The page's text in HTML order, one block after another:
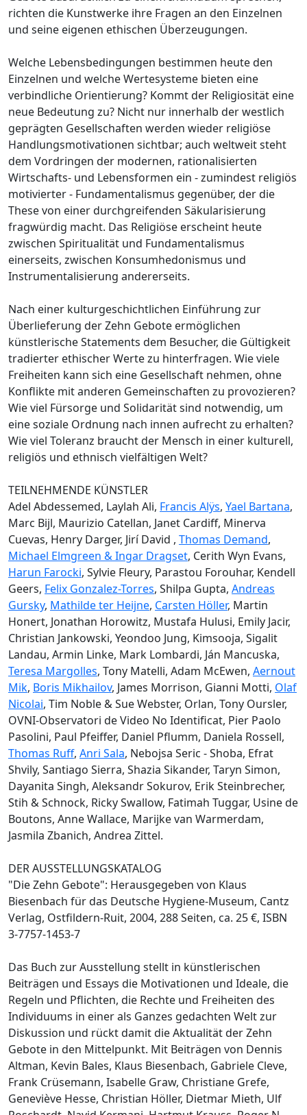
richten die Kunstwerke ihre Fragen an den Einzelnen
und seine eigenen ethischen Überzeugungen.
Welche Lebensbedingungen bestimmen heute den
Einzelnen und welche Wertesysteme bieten eine
verbindliche Orientierung? Kommt der Religiosität eine
neue Bedeutung zu? Nicht nur innerhalb der westlich
geprägten Gesellschaften werden wieder religiöse
Handlungsmotivationen sichtbar; auch weltweit steht
dem Vordringen der modernen, rationalisierten
Wirtschafts- und Lebensformen ein - zumindest religiös
motivierter - Fundamentalismus gegenüber, der die
These von einer durchgreifenden Säkularisierung
fragwürdig macht. Das Religiöse erscheint heute
zwischen Spiritualität und Fundamentalismus
einerseits, zwischen Konsumhedonismus und
Instrumentalisierung andererseits.
Nach einer kulturgeschichtlichen Einführung zur
Überlieferung der Zehn Gebote ermöglichen
künstlerische Statements dem Besucher, die Gültigkeit
tradierter ethischer Werte zu hinterfragen. Wie viele
Freiheiten kann sich eine Gesellschaft nehmen, ohne
Konflikte mit anderen Gemeinschaften zu provozieren?
Wie viel Fürsorge und Solidarität sind notwendig, um
eine soziale Ordnung nach innen aufrecht zu erhalten?
Wie viel Toleranz braucht der Mensch in einer kulturell,
religiös und ethnisch vielfältigen Welt?
TEILNEHMENDE KÜNSTLER
Adel Abdessemed, Laylah Ali, Francis Alÿs, Yael Bartana,
Marc Bijl, Maurizio Catellan, Janet Cardiff, Minerva
Cuevas, Henry Darger, Jirí David , Thomas Demand,
Michael Elmgreen & Ingar Dragset, Cerith Wyn Evans,
Harun Farocki, Sylvie Fleury, Parastou Forouhar, Kendell
Geers, Felix Gonzalez-Torres, Shilpa Gupta, Andreas
Gursky, Mathilde ter Heijne, Carsten Höller, Martin
Honert, Jonathan Horowitz, Mustafa Hulusi, Emily Jacir,
Christian Jankowski, Yeondoo Jung, Kimsooja, Sigalit
Landau, Armin Linke, Mark Lombardi, Ján Mancuska,
Teresa Margolles, Tony Matelli, Adam McEwen, Aernout
Mik, Boris Mikhailov, James Morrison, Gianni Motti, Olaf
Nicolai, Tim Noble & Sue Webster, Orlan, Tony Oursler,
OVNI-Observatori de Video No Identificat, Pier Paolo
Pasolini, Paul Pfeiffer, Daniel Pflumm, Daniela Rossell,
Thomas Ruff, Anri Sala, Nebojsa Seric - Shoba, Efrat
Shvily, Santiago Sierra, Shazia Sikander, Taryn Simon,
Dayanita Singh, Aleksandr Sokurov, Erik Steinbrecher,
Stih & Schnock, Ricky Swallow, Fatimah Tuggar, Usine de
Boutons, Anne Wallace, Marijke van Warmerdam,
Jasmila Zbanich, Andrea Zittel.
DER AUSSTELLUNGSKATALOG
"Die Zehn Gebote": Herausgegeben von Klaus
Biesenbach für das Deutsche Hygiene-Museum, Cantz
Verlag, Ostfildern-Ruit, 2004, 288 Seiten, ca. 25 €, ISBN
3-7757-1453-7
Das Buch zur Ausstellung stellt in künstlerischen
Beiträgen und Essays die Motivationen und Ideale, die
Regeln und Pflichten, die Rechte und Freiheiten des
Individuums in einer als Ganzes gedachten Welt zur
Diskussion und rückt damit die Aktualität der Zehn
Gebote in den Mittelpunkt. Mit Beiträgen von Dennis
Altman, Kevin Bales, Klaus Biesenbach, Gabriele Cleve,
Frank Crüsemann, Isabelle Graw, Christiane Grefe,
Geneviève Hesse, Christian Höller, Dietmar Mieth, Ulf